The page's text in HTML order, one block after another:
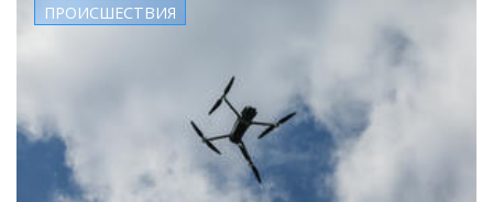
ПРОИСШЕСТВИЯ